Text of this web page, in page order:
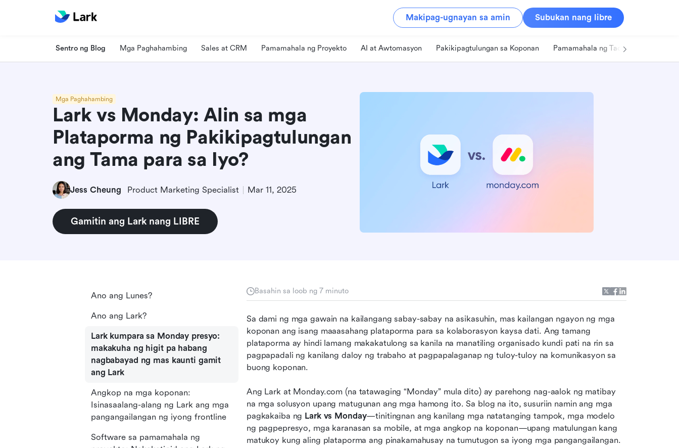
Makipag-ugnayan sa amin Subukan nang libre
Sentro ng Blog Mga Paghahambing Sales at CRM Pamamahala ng Proyekto AI at Awtomasyon Pakikipagtulungan sa Koponan Pamamahala ng Tao
Mga Paghahambing
Lark vs Monday: Alin sa mga
Plataporma ng Pakikipagtulungan
ang Tama para sa Iyo?
Jess Cheung Product Marketing Specialist Mar 11, 2025
Gamitin ang Lark nang LIBRE
Basahin sa loob ng 7 minuto
Sa dami ng mga gawain na kailangang sabay-sabay na asikasuhin, mas kailangan ngayon ng mga
koponan ang isang maaasahang plataporma para sa kolaborasyon kaysa dati. Ang tamang
plataporma ay hindi lamang makakatulong sa kanila na manatiling organisado kundi pati na rin sa
pagpapadali ng kanilang daloy ng trabaho at pagpapalaganap ng tuloy-tuloy na komunikasyon sa
buong koponan.
Ang Lark at Monday.com (na tatawaging “Monday” mula dito) ay parehong nag-aalok ng matibay
na mga solusyon upang matugunan ang mga hamong ito. Sa blog na ito, susuriin namin ang mga
pagkakaiba ng Lark vs Monday—tinitingnan ang kanilang mga natatanging tampok, mga modelo
ng pagpepresyo, mga karanasan sa mobile, at mga angkop na koponan—upang matulungan kang
matukoy kung aling plataporma ang pinakamahusay na tumutugon sa iyong mga pangangailangan.
Ano ang Lunes?
Ano ang Lark?
Lark kumpara sa Monday presyo:
makakuha ng higit pa habang
nagbabayad ng mas kaunti gamit
ang Lark
Angkop na mga koponan:
Isinasaalang-alang ng Lark ang mga
pangangailangan ng iyong frontline
Software sa pamamahala ng